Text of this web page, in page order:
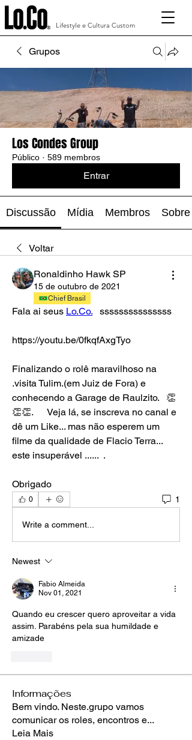
Lifestyle e Cultura Custom
Grupos
Los Condes Group
Público · 589 membros
Entrar
Discussão Mídia Membros Sobre
Voltar
Ronaldinho Hawk SP
15 de outubro de 2021
Chief Brasil
Fala ai seus Lo.Co.
   sssssssssssssss
https://youtu.be/0fkqfAxgTyo
Finalizando o rolê maravilhoso na
.visita Tulim.(em Juiz de Fora) e
conhecendo a Garage de Raulzito.   👏
👏👏.      Veja lá, se inscreva no canal e
dê um Like... mas não esperem um
filme da qualidade de Flacio Terra...
este insuperável ......  .
Obrigado
0 1
Write a comment...
Newest
Fabio Almeida
Nov 01, 2021
Quando eu crescer quero aproveitar a vida
assim. Parabéns pela sua humildade e
amizade
Informações
Bem vindo. Neste.grupo vamos
comunicar os roles, encontros e...
Leia Mais